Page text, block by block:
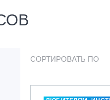
СОРТИРОВАТЬ ПО